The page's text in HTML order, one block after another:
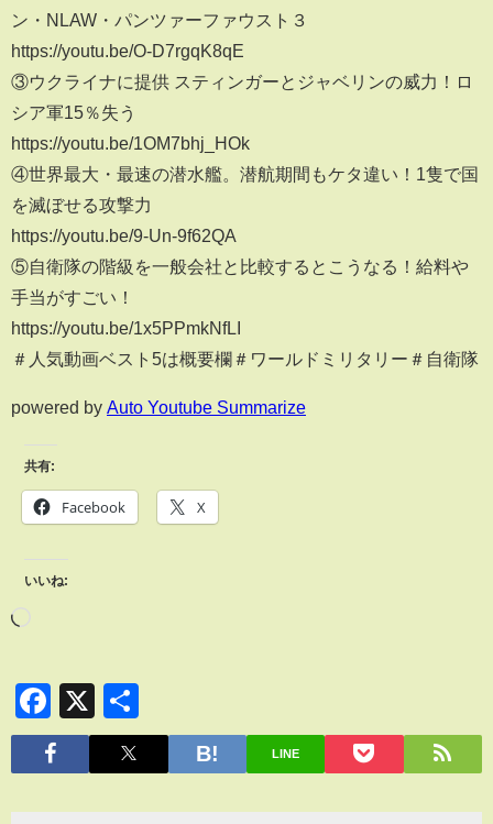
ン・NLAW・パンツァーファウスト３
https://youtu.be/O-D7rgqK8qE
③ウクライナに提供 スティンガーとジャベリンの威力！ロ
シア軍15％失う
https://youtu.be/1OM7bhj_HOk
④世界最大・最速の潜水艦。潜航期間もケタ違い！1隻で国
を滅ぼせる攻撃力
https://youtu.be/9-Un-9f62QA
⑤自衛隊の階級を一般会社と比較するとこうなる！給料や
手当がすごい！
https://youtu.be/1x5PPmkNfLI
＃人気動画ベスト5は概要欄＃ワールドミリタリー＃自衛隊
powered by Auto Youtube Summarize
共有:
Facebook X
いいね:
Facebook
X
有
LINE